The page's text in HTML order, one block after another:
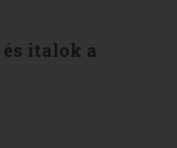
és italok a